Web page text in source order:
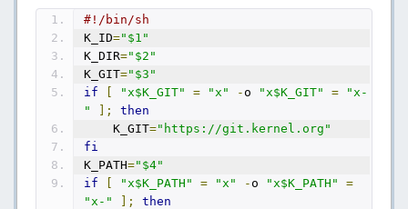
#!/bin/sh
K_ID="$1"
K_DIR="$2"
K_GIT="$3"
if
"x$K_GIT" = "x" -o "x$K_GIT" =
"x-
"
];
then
    K_GIT
="https://git.kernel.org"
fi
K_PATH="$4"
if
"x$K_PATH" = "x" -o "x$K_PATH"
=
"x-"
];
then